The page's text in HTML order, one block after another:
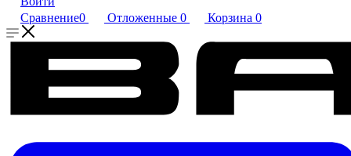
Сравнение0 Отложенные 0 Корзина 0